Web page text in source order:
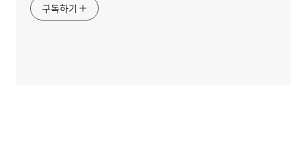
구독하기